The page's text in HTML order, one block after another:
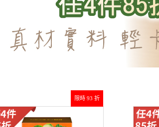
限時 93 折